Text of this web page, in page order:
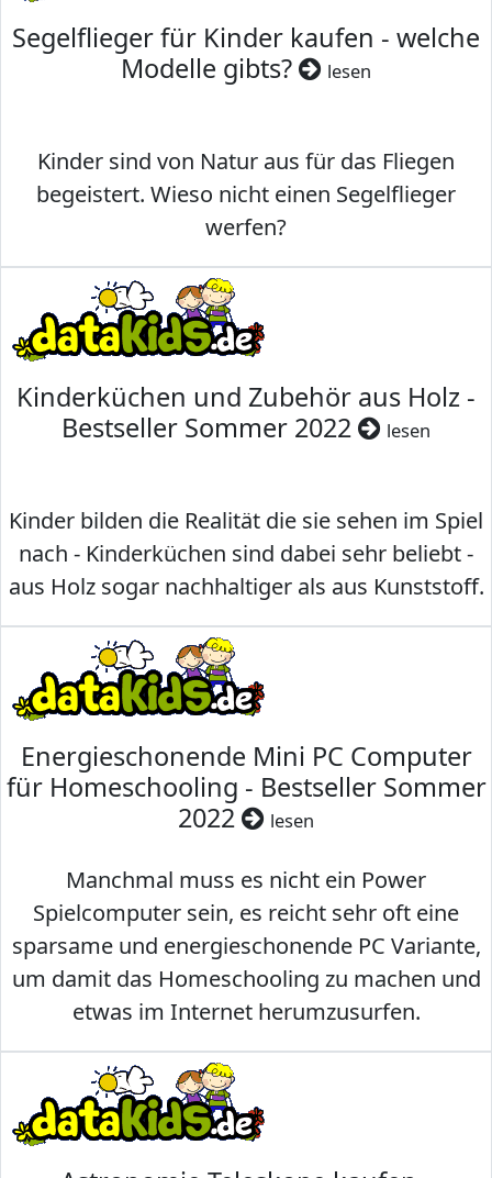
Segelflieger für Kinder kaufen - welche
Modelle gibts?
lesen
Kinder sind von Natur aus für das Fliegen
begeistert. Wieso nicht einen Segelflieger
werfen?
Kinderküchen und Zubehör aus Holz -
Bestseller Sommer 2022
lesen
Kinder bilden die Realität die sie sehen im Spiel
nach - Kinderküchen sind dabei sehr beliebt -
aus Holz sogar nachhaltiger als aus Kunststoff.
Energieschonende Mini PC Computer
für Homeschooling - Bestseller Sommer
2022
lesen
Manchmal muss es nicht ein Power
Spielcomputer sein, es reicht sehr oft eine
sparsame und energieschonende PC Variante,
um damit das Homeschooling zu machen und
etwas im Internet herumzusurfen.